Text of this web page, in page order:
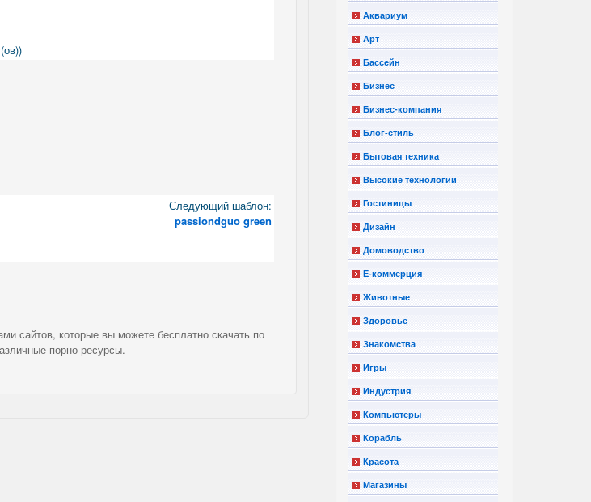
Следующий шаблон:
passiondguo green
сайтов, которые вы можете бесплатно скачать по
порно ресурсы.
Аквариум
Арт
Бассейн
Бизнес
Бизнес-компания
Блог-стиль
Бытовая техника
Высокие технологии
Гостиницы
Дизайн
Домоводство
Е-коммерция
Животные
Здоровье
Знакомства
Игры
Индустрия
Компьютеры
Корабль
Красота
Магазины